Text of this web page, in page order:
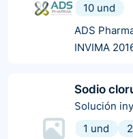
10 und
ADS
INVIMA
Sodio
Solución
1 und